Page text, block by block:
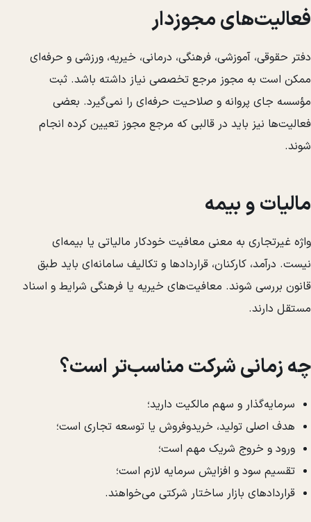
فعالیت‌های مجوزدار
دفتر حقوقی، آموزشی، فرهنگی، درمانی، خیریه، ورزشی و حرفه‌ای
ممکن است به مجوز مرجع تخصصی نیاز داشته باشد. ثبت
مؤسسه جای پروانه و صلاحیت حرفه‌ای را نمی‌گیرد. بعضی
فعالیت‌ها نیز باید در قالبی که مرجع مجوز تعیین کرده انجام
شوند.
مالیات و بیمه
واژه غیرتجاری به معنی معافیت خودکار مالیاتی یا بیمه‌ای
نیست. درآمد، کارکنان، قراردادها و تکالیف سامانه‌ای باید طبق
قانون بررسی شوند. معافیت‌های خیریه یا فرهنگی شرایط و اسناد
مستقل دارند.
چه زمانی شرکت مناسب‌تر است؟
سرمایه‌گذار و سهم مالکیت دارید؛
هدف اصلی تولید، خریدوفروش یا توسعه تجاری است؛
ورود و خروج شریک مهم است؛
تقسیم سود و افزایش سرمایه لازم است؛
قراردادهای بازار ساختار شرکتی می‌خواهند.